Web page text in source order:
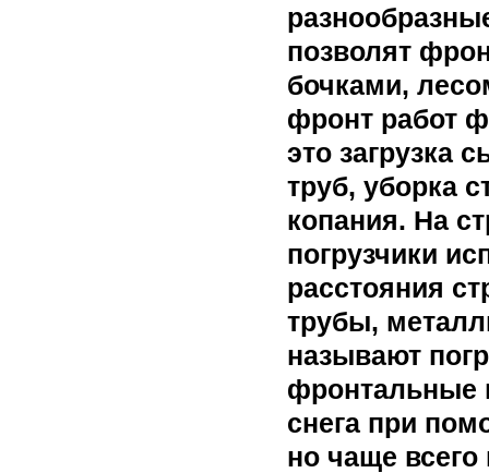
позволят
бочками,
фронт работ
это загрузка
труб, уборка
копания. На
погрузчики
расстояния
трубы,
называют
фронтальные
снега при
но чаще